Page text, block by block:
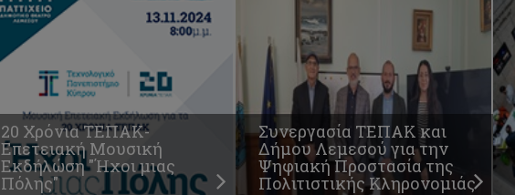
20 Χρόνια ΤΕΠΑΚ-
Επετειακή Μουσική
Εκδήλώση "Ήχοι μιας
Πόλης"
Συνεργασία ΤΕΠΑΚ και
Δήμου Λεμεσού για την
Ψηφιακή Προστασία της
Πολιτιστικής Κληρονομιάς